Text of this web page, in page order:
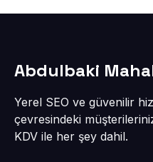
Abdulbaki
Yerel SEO ve güvenilir
çevresindeki
KDV ile her şey dahil.